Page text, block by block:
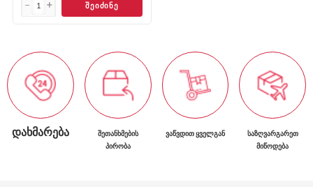
ᲨᲔᲘᲫᲘᲜᲔ
ᲓᲐᲮᲛᲐᲠᲔᲑᲐ
ᲨᲔᲗᲐᲜᲮᲛᲔᲑᲘᲡ
ᲞᲘᲠᲝᲑᲐ
ᲕᲐᲬᲕᲓᲘᲗ ᲧᲕᲔᲚᲒᲐᲜ
ᲡᲐᲖᲦᲕᲐᲠᲒᲐᲠᲔᲗ
ᲛᲘᲬᲝᲓᲔᲑᲐ